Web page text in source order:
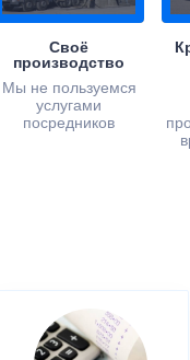
Своё
производство
Мы не пользуемся
услугами
посредников